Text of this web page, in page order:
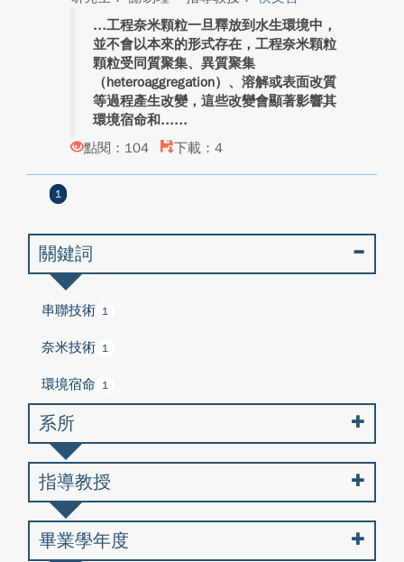
工程奈米顆粒一旦釋放到水生環境中，
並不會以本來的形式存在，工程奈米顆粒
顆粒受同質聚集、異質聚集
（heteroaggregation）、溶解或表面改質
等過程產生改變，這些改變會顯著影響其
環境宿命和...
點閱：104
下載：4
1
關鍵詞
串聯技術 1
奈米技術 1
環境宿命 1
系所
指導教授
畢業學年度